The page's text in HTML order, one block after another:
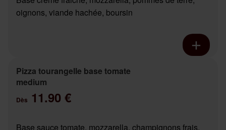
oignons, viande hachée, boursin
Pizza tourangelle base tomate
medium
Dès 11.90 €
Base sauce tomate, mozzarella, champignons frais,